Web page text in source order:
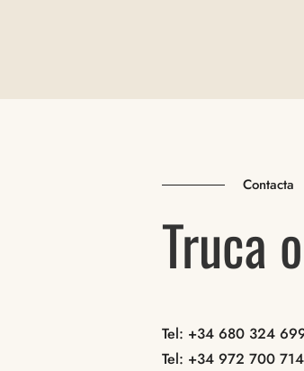
Contacta
Truca
Tel: +34 680 324
Tel: +34 972 700 714